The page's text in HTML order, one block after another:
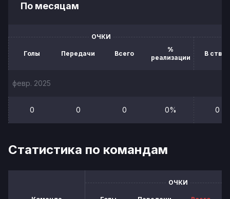
По месяцам
ОЧКИ
Голы Передачи Всего
%
реализации
В створ
февр. 2025
0 0 0 0% 0
Статистика по командам
ОЧКИ